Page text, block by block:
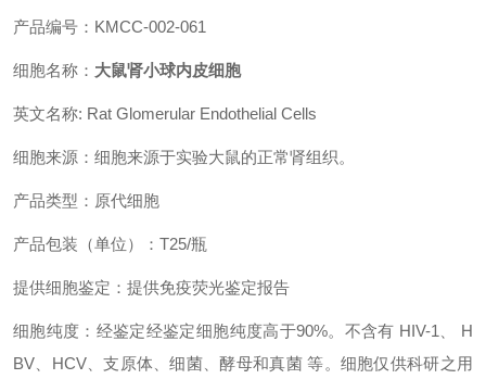
产品编号：KMCC-002-061
细胞名称： 大鼠肾小球内皮细胞
英文名称: Rat Glomerular Endothelial Cells
细胞来源：细胞来源于实验大鼠的正常肾组织。
产品类型：原代细胞
产品包装（单位）：T25/瓶
提供细胞鉴定：提供免疫荧光鉴定报告
细胞纯度：经鉴定经鉴定细胞纯度高于90%。不含有 HIV-1、 H
BV、HCV、支原体、细菌、酵母和真菌 等。细胞仅供科研之用